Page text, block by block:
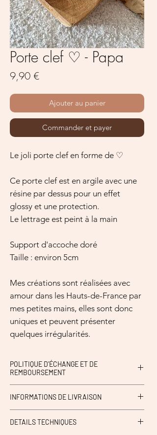
Porte clef ♡ - Papa
9,90 €Prix
Ajouter au panier
Commander et payer
Le joli porte clef en forme de ♡
Ce porte clef est en argile avec une
résine par dessus pour un effet
glossy et une protection.
Le lettrage est peint à la main
Support d'accoche doré
Taille : environ 5cm
Mes créations sont réalisées avec
amour dans les Hauts-de-France par
mes petites mains, elles sont donc
uniques et peuvent présenter
quelques irrégularités.
POLITIQUE D'ÉCHANGE ET DE
REMBOURSEMENT
INFORMATIONS DE LIVRAISON
Hazebrouck (59)
DETAILS TECHNIQUES